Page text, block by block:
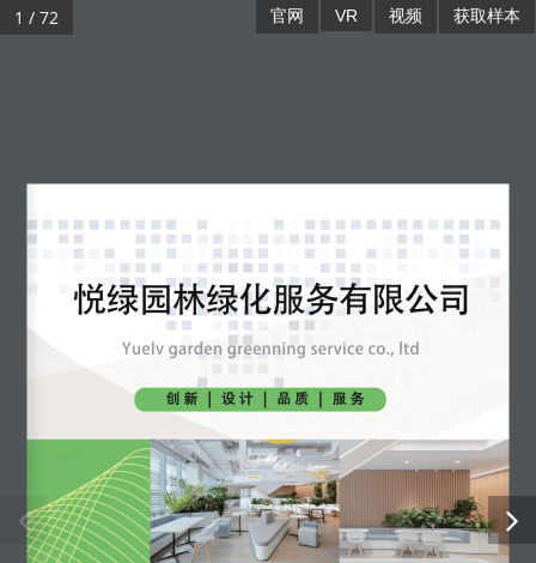
官网 VR 视频 获取样本
1 / 72